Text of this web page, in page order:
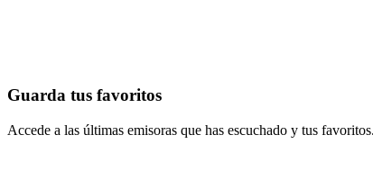
Guarda tus favoritos
Accede a las últimas emisoras que has escuchado y tus favoritos.